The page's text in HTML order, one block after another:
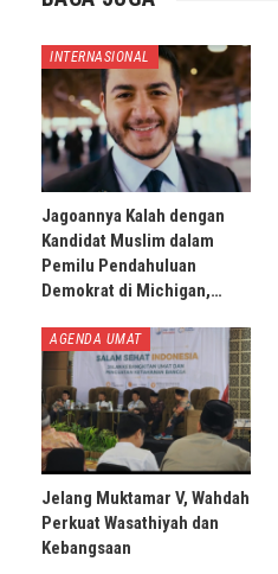
INTERNASIONAL
Jagoannya Kalah dengan
Kandidat Muslim dalam
Pemilu Pendahuluan
Demokrat di Michigan,…
AGENDA UMAT
Jelang Muktamar V, Wahdah
Perkuat Wasathiyah dan
Kebangsaan